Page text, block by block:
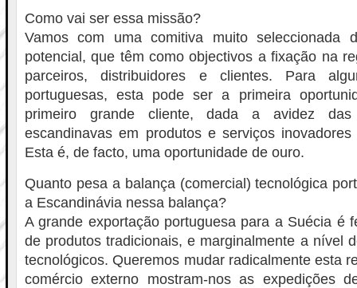
Como vai ser essa missão?
Vamos com uma comitiva muito seleccionada
potencial, que têm como objectivos a fixação na
parceiros, distribuidores e clientes. Para
portuguesas, esta pode ser a primeira
primeiro grande cliente, dada a avidez das
escandinavas em produtos e serviços
Esta é, de facto, uma oportunidade de ouro.
Quanto pesa a balança (comercial) tecnológica
a Escandinávia nessa balança?
A grande exportação portuguesa para a Suécia é
de produtos tradicionais, e marginalmente a nível
tecnológicos. Queremos mudar radicalmente esta
comércio externo mostram-nos as expedições